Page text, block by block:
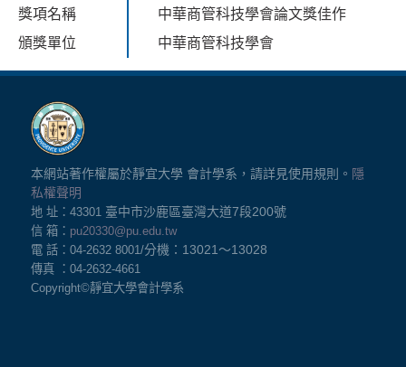
獎項名稱
中華商管科技學會論文獎佳作
頒獎單位
中華商管科技學會
本網站著作權屬於靜宜大學 會計學系，請詳見使用規則。 隱
私權聲明
地 址：43301 臺中市沙鹿區臺灣大道7段200號
信 箱： pu20330@pu.edu.tw
電 話：04-2632 8001/分機：13021～13028
傳真 ：04-2632-4661
Copyright©靜宜大學會計學系